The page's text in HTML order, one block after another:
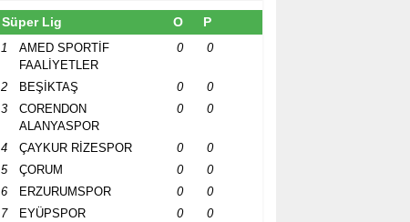
Süper Lig O P
1
AMED SPORTİF
FAALİYETLER
0 0
2 BEŞİKTAŞ 0
0
3
CORENDON
ALANYASPOR
0 0
4 ÇAYKUR RİZESPOR 0
0
5
ÇORUM 0
0
6
ERZURUMSPOR 0
0
7
EYÜPSPOR 0
0